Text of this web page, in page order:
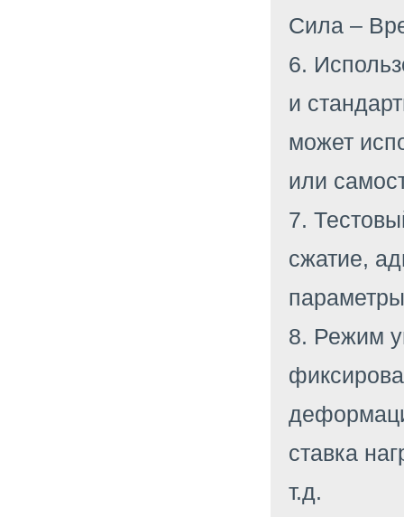
Сила –
6.
и
может
или
7.
сжатие,
8. Режим
ставка
т.д.